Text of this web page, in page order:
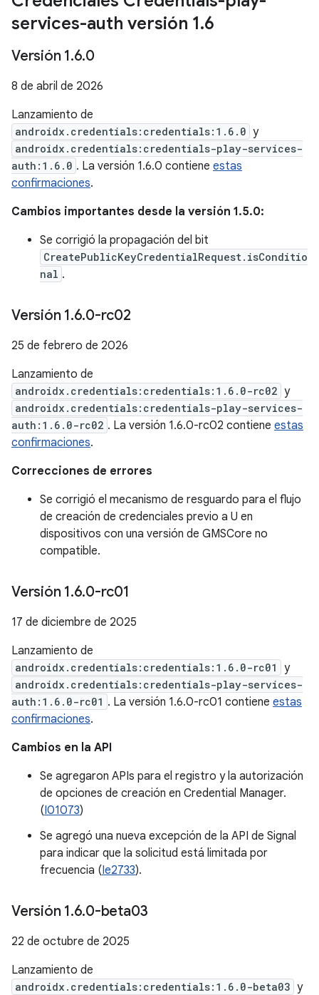
services-auth versión 1.6
Versión 1.6.0
8 de abril de 2026
Lanzamiento de
androidx.credentials:credentials:1.6.0 y
androidx.credentials:credentials-play-services-
auth:1.6.0 . La versión 1.6.0 contiene estas
confirmaciones.
Cambios importantes desde la versión 1.5.0:
Se corrigió la propagación del bit
CreatePublicKeyCredentialRequest.isConditio
nal .
Versión 1.6.0-rc02
25 de febrero de 2026
Lanzamiento de
androidx.credentials:credentials:1.6.0-rc02 y
androidx.credentials:credentials-play-services-
auth:1.6.0-rc02 . La versión 1.6.0-rc02 contiene estas
confirmaciones.
Correcciones de errores
Se corrigió el mecanismo de resguardo para el flujo
de creación de credenciales previo a U en
dispositivos con una versión de GMSCore no
compatible.
Versión 1.6.0-rc01
17 de diciembre de 2025
Lanzamiento de
androidx.credentials:credentials:1.6.0-rc01 y
androidx.credentials:credentials-play-services-
auth:1.6.0-rc01 . La versión 1.6.0-rc01 contiene estas
confirmaciones.
Cambios en la API
Se agregaron APIs para el registro y la autorización
de opciones de creación en Credential Manager.
(I01073)
Se agregó una nueva excepción de la API de Signal
para indicar que la solicitud está limitada por
frecuencia (Ie2733).
Versión 1.6.0-beta03
22 de octubre de 2025
Lanzamiento de
androidx.credentials:credentials:1.6.0-beta03 y